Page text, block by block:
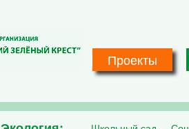
Проекты